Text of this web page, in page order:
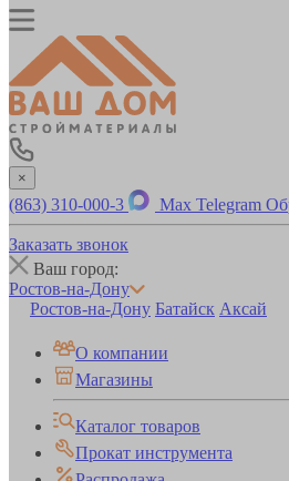
×
(863) 310-000-3 Max Telegram
Заказать звонок
Ваш город:
Ростов-на-Дону
Ростов-на-Дону Батайск Аксай
О компании
Магазины
Каталог товаров
Прокат инструмента